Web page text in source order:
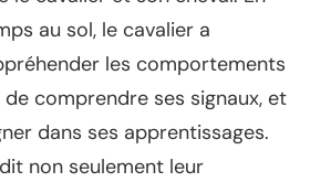
au sol, le cavalier a
les comportements
de comprendre ses signaux, et
dans ses apprentissages.
non seulement leur